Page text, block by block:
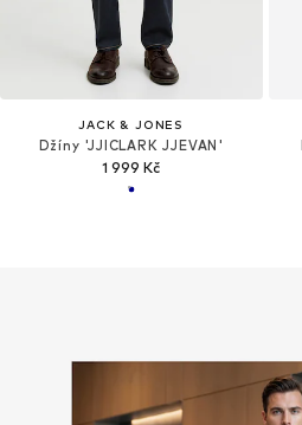
JACK & JONES
Džíny 'JJICLARK JJEVAN'
1 999 Kč